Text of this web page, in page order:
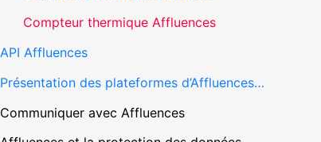
Compteur thermique Affluences
API Affluences
Présentation des plateformes d’Affluences (application mobile et site web)
Communiquer avec Affluences